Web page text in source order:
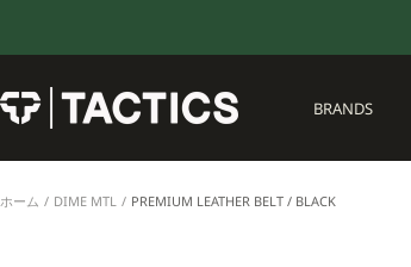
ン
ツ
キ
BRANDS
TACTICS
JAPAN
ホーム DIME MTL PREMIUM LEATHER BELT / BLACK